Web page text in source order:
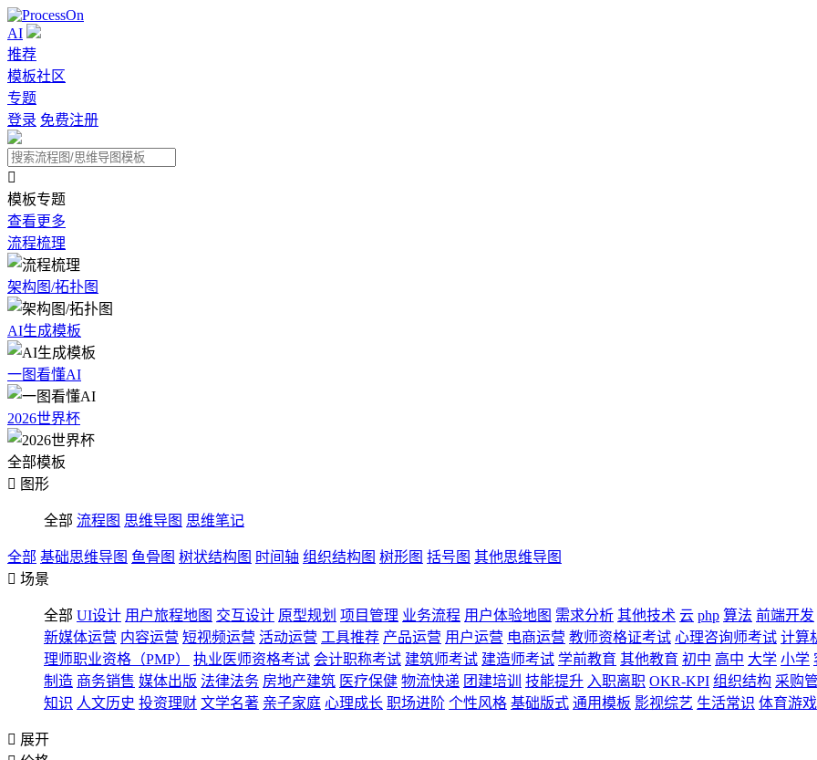
AI
推荐
模板社区
专题
登录 免费注册

模板专题
查看更多
流程梳理
架构图/拓扑图
AI生成模板
一图看懂AI
2026世界杯
全部模板
 图形
全部 流程图 思维导图 思维笔记
全部 基础思维导图 鱼骨图 树状结构图 时间轴 组织结构图 树形图 括号图 其他思维导图
 场景
全部 UI设计 用户旅程地图 交互设计 原型规划 项目管理 业务流程 用户体验地图 需求分析 其他技术 云 php 算法 前端开发
新媒体运营 内容运营 短视频运营 活动运营 工具推荐 产品运营 用户运营 电商运营 教师资格证考试 心理咨询师考试 计算
理师职业资格（PMP）
执业医师资格考试 会计职称考试 建筑师考试 建造师考试 学前教育 其他教育 初中 高中 大学 小学
制造 商务销售 媒体出版 法律法务 房地产建筑 医疗保健 物流快递 团建培训 技能提升 入职离职 OKR-KPI 组织结构 采购
知识 人文历史 投资理财 文学名著 亲子家庭 心理成长 职场进阶 个性风格 基础版式 通用模板 影视综艺 生活常识 体育游戏
 展开